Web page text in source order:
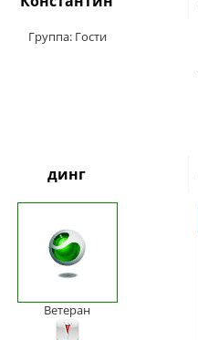
Группа: Гости
динг
Ветеран